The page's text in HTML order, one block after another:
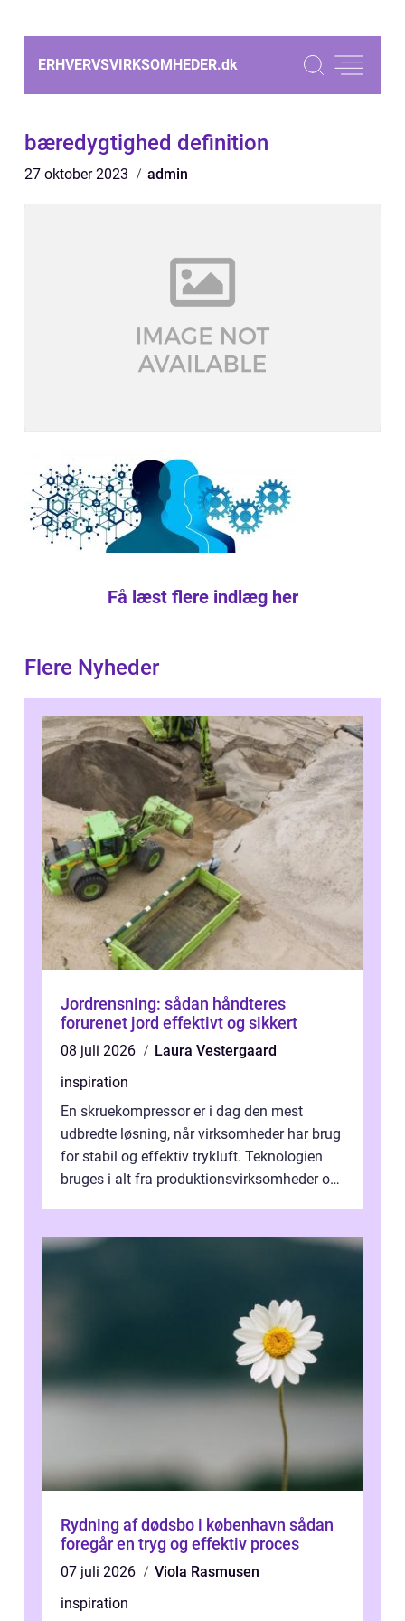
ERHVERVSVIRKSOMHEDER.dk
bæredygtighed definition
27 oktober 2023 admin
Få læst flere indlæg her
Flere Nyheder
Jordrensning: sådan håndteres
forurenet jord effektivt og sikkert
08 juli 2026
Laura Vestergaard
inspiration
En skruekompressor er i dag den mest
udbredte løsning, når virksomheder har brug
for stabil og effektiv trykluft. Teknologien
bruges i alt fra produktionsvirksomheder og
Rydning af dødsbo i københavn sådan
foregår en tryg og effektiv proces
07 juli 2026
Viola Rasmusen
inspiration